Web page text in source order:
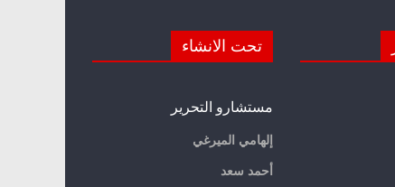
تحت الانشاء
مستشارو التحرير
إلهامي الميرغي
أحمد سعد